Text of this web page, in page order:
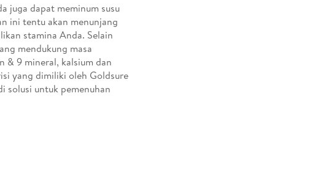
juga dapat meminum susu
ini tentu akan menunjang
stamina Anda. Selain
mendukung masa
& 9 mineral, kalsium dan
yang dimiliki oleh Goldsure
solusi untuk pemenuhan